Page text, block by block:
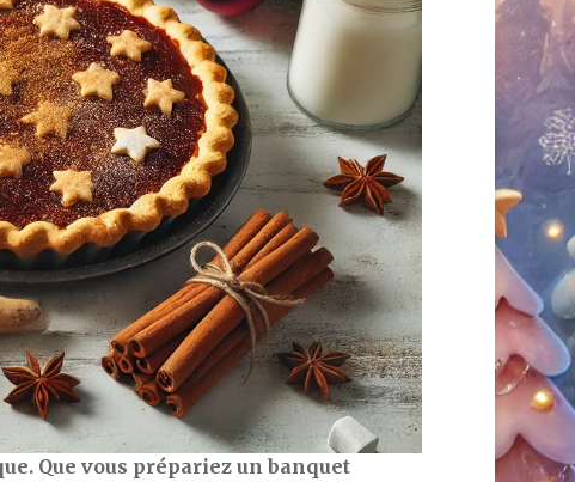
Que vous prépariez un banquet